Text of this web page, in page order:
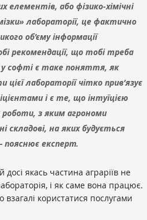
елементів, або фізико-хімічні
лабораторії, це фактично
об’єму інформації
рекомендації, що тобі треба
у софті є таке поняття, як
лабораторії чітко прив’язує
і є те, що інтуїцією
з яким агрономи
на яких будується
пояснює експерт.
якась частина аграріїв не
і як саме вона працює.
користатися послугами